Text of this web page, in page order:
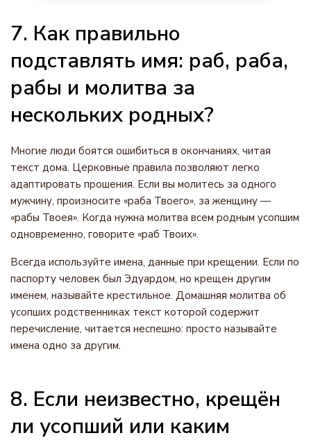
7. Как правильно
подставлять имя: раб, раба,
рабы и молитва за
нескольких родных?
Многие люди боятся ошибиться в окончаниях, читая
текст дома. Церковные правила позволяют легко
адаптировать прошения. Если вы молитесь за одного
мужчину, произносите «раба Твоего», за женщину —
«рабы Твоея». Когда нужна молитва всем родным усопшим
одновременно, говорите «раб Твоих».
Всегда используйте имена, данные при крещении. Если по
паспорту человек был Эдуардом, но крещен другим
именем, называйте крестильное. Домашняя молитва об
усопших родственниках текст которой содержит
перечисление, читается неспешно: просто называйте
имена одно за другим.
8. Если неизвестно, крещён
ли усопший или каким